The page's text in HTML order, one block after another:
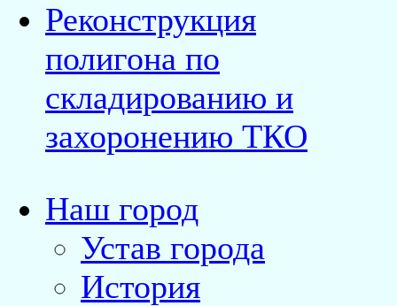
Реконструкция
полигона по
складированию и
захоронению ТКО
Наш город
Устав города
История